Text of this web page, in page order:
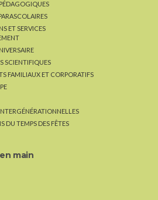
ET SERVICES
SCIENTIFIQUES
FAMILIAUX ET CORPORATIFS
DU TEMPS DES FÊTES
main